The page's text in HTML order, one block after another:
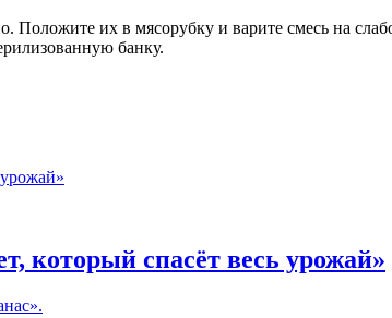
Положите их в мясорубку и варите смесь на
банку.
который спасёт весь урожай»